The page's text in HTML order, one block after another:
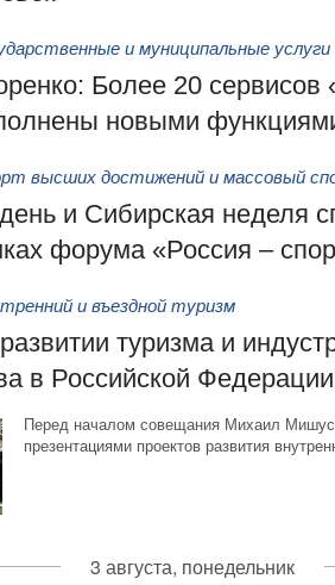
и муниципальные услуги
Более 20 сервисов
новыми
высших достижений и массовый
и Сибирская неделя
форума «Россия –
и въездной туризм
туризма и
в Российской Федерации
Перед началом совещания Михаил
презентациями проектов развития
3 августа, понедельник